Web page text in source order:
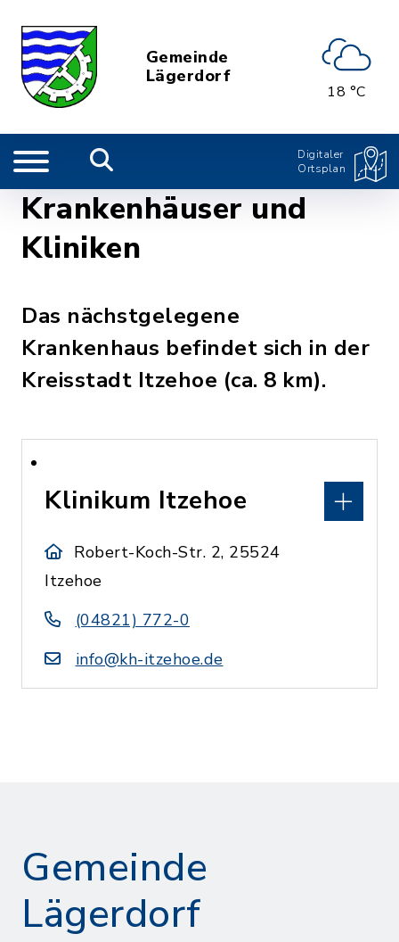
Gemeinde
Lägerdorf
18 °C
Digitaler
Ortsplan
Krankenhäuser und
Kliniken
Das nächstgelegene
Krankenhaus befindet sich in der
Kreisstadt Itzehoe (ca. 8 km).
Klinikum Itzehoe
Robert-Koch-Str. 2, 25524
Itzehoe
(04821) 772-0
info@kh-itzehoe.de
Gemeinde
Lägerdorf